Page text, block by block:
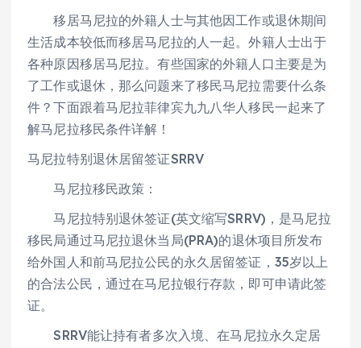
移居马尼拉的外籍人士与其他因工作或退休期间
生活成本较低而移居马尼拉的人一起。外籍人士出于
各种原因移居马尼拉。有些国家的外籍人口主要是为
了工作或退休，那么问题来了移民马尼拉需要什么条
件？下面跟着马尼拉菲律宾九九八华人移民一起来了
解马尼拉移民条件详解！
马尼拉特别退休居留签证SRRV
马尼拉移民政策：
马尼拉特别退休签证(英文缩写SRRV)，是马尼拉
移民局通过马尼拉退休当局(PRA)的退休项目所发布
给外国人和前马尼拉公民的永久居留签证，35岁以上
的合法公民，通过在马尼拉银行存款，即可申请此签
证。
SRRV能让持有者多次入境、在马尼拉永久定居